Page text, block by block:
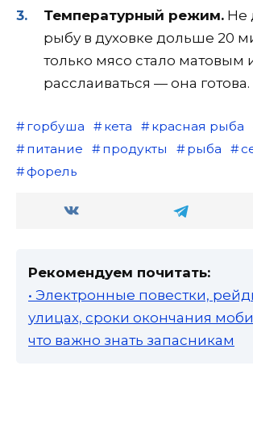
Температурный режим. Не
рыбу в духовке дольше 20
только мясо стало матовым
расслаиваться — она готова.
горбуша кета красная рыба
питание
продукты рыба
форель
Рекомендуем почитать:
• Электронные повестки,
улицах, сроки окончания
что важно знать запасникам